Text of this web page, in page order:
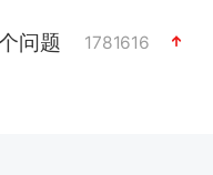
问题 1781616